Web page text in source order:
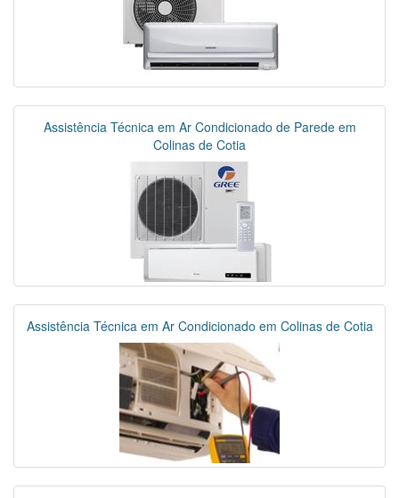
Assistência Técnica em Ar Condicionado de Parede em
Colinas de Cotia
Assistência Técnica em Ar Condicionado em Colinas de Cotia